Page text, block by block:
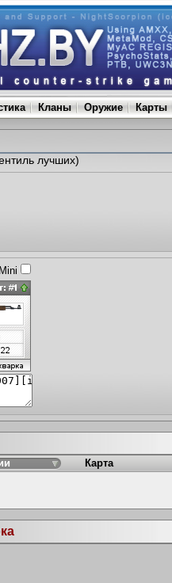
Кланы Оружие Карты
лучших)
Mini
Карта